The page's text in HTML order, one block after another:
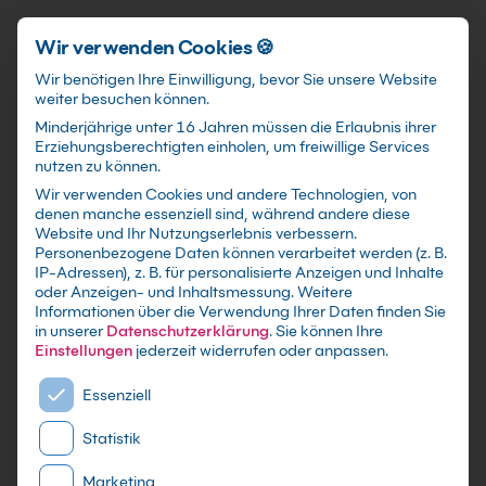
Schnellzugriff
Adobe Kursein Regensburg
Wir verwenden Cookies 🍪
Wir benötigen Ihre Einwilligung, bevor Sie unsere Website
weiter besuchen können.
Minderjährige unter 16 Jahren müssen die Erlaubnis ihrer
Erziehungsberechtigten einholen, um freiwillige Services
nutzen zu können.
Wir verwenden Cookies und andere Technologien, von
denen manche essenziell sind, während andere diese
Website und Ihr Nutzungserlebnis verbessern.
Personenbezogene Daten können verarbeitet werden (z. B.
IP-Adressen), z. B. für personalisierte Anzeigen und Inhalte
oder Anzeigen- und Inhaltsmessung.Weitere
Informationen über die Verwendung Ihrer Daten finden Sie
in unserer Datenschutzerklärung.Sie können Ihre
Einstellungen jederzeit widerrufen oder anpassen.
Es folgt eine Liste der Service-Gruppen, für die eine
Essenziell
Statistik
Marketing